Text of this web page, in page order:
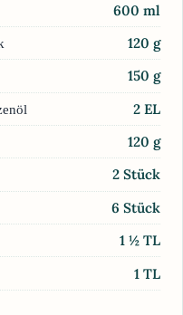
600 ml
120 g
150 g
2 EL
120 g
2 Stück
6 Stück
1 ½ TL
1 TL